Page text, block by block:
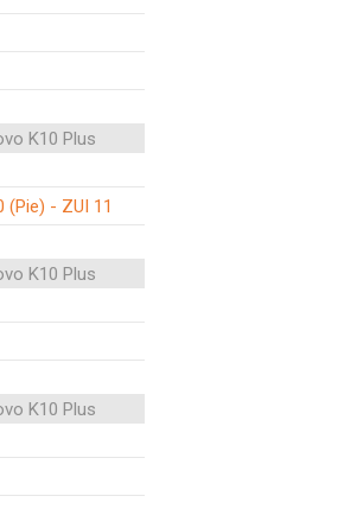
K10 Plus
(Pie) - ZUI 11
K10 Plus
K10 Plus